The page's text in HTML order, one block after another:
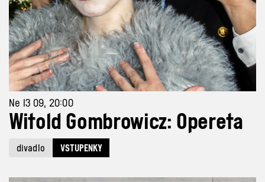
Ne 13 09, 20:00
Witold Gombrowicz: Opereta
divadlo VSTUPENKY